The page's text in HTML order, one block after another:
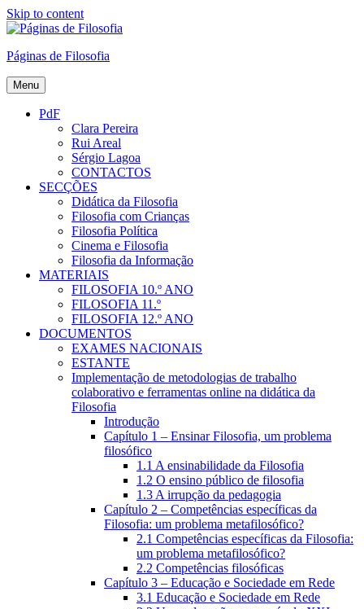
Skip to content
Páginas de Filosofia
Menu
PdF
Clara Pereira
Rui Areal
Sérgio Lagoa
CONTACTOS
SECÇÕES
Didática da Filosofia
Filosofia com Crianças
Filosofia Política
Cinema e Filosofia
Filosofia da Informação
MATERIAIS
FILOSOFIA 10.º ANO
FILOSOFIA 11.º
FILOSOFIA 12.º ANO
DOCUMENTOS
EXAMES NACIONAIS
ESTANTE
Implementação de metodologias de trabalho
colaborativo e ferramentas online na didática da
Filosofia
Introdução
Capítulo 1 – Ensinar Filosofia, um problema
filosófico
1.1 A ensinabilidade da Filosofia
1.2 O ensino público de filosofia
1.3 A irrupção da pedagogia
Capítulo 2 – Competências específicas da
Filosofia: um problema metafilosófico?
2.1 Competências específicas da Filosofia:
um problema metafilosófico?
2.2 Competências filosóficas
Capítulo 3 – Educação e Sociedade em Rede
3.1 Educação e Sociedade em Rede